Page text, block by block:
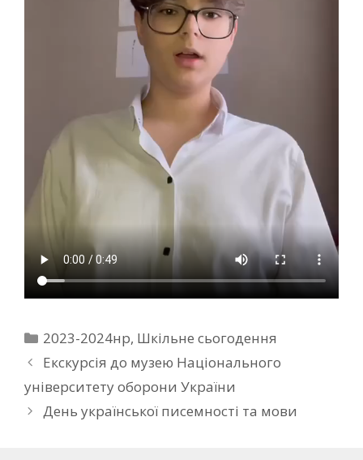
2023-2024нр, Шкільне сьогодення
Екскурсія до музею Національного
університету оборони України
День української писемності та мови